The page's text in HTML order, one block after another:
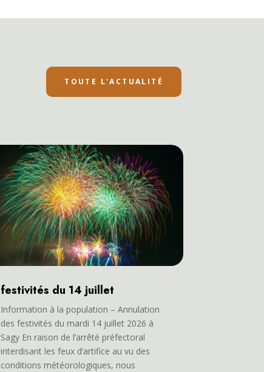
TOUTE L'ACTUALITÉ
festivités du 14 juillet
Information à la population – Annulation
des festivités du mardi 14 juillet 2026 à
Sagy En raison de l’arrêté préfectoral
interdisant les feux d’artifice au vu des
conditions météorologiques, nous